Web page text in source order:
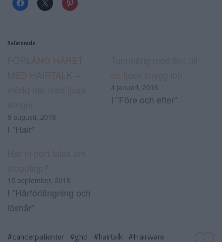
Relaterade
8 augusti, 2018
I ”Hair”
4 januari, 2016
I ”Före och efter”
15 september, 2018
I ”Hårförlängning och
löshår”
#cancerpatienter #ghd #hairtalk
#Hairware